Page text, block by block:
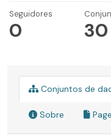
Seguidores
0 30
Conjuntos de
Sobre